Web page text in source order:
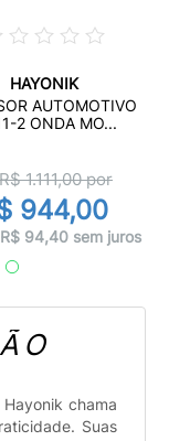
HAYONIK
AUTOMOTIVO
2 ONDA MO...
1.111,00por
944,00
94,40 sem juros
chama
Suas